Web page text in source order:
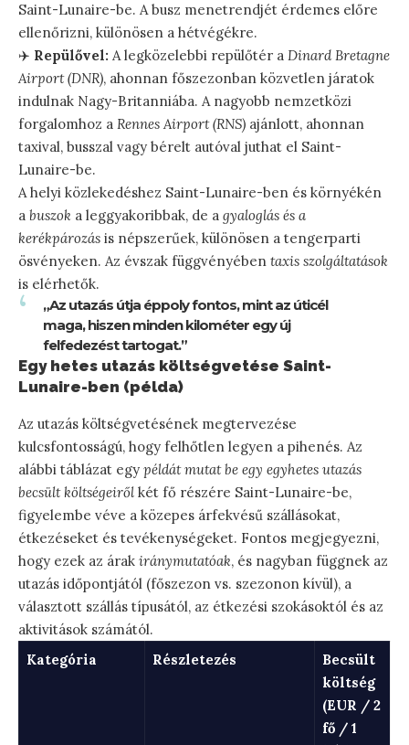
Saint-Lunaire-be. A busz menetrendjét érdemes előre
ellenőrizni, különösen a hétvégékre.
✈️ Repülővel: A legközelebbi repülőtér a Dinard Bretagne
Airport (DNR), ahonnan főszezonban közvetlen járatok
indulnak Nagy-Britanniába. A nagyobb nemzetközi
forgalomhoz a Rennes Airport (RNS) ajánlott, ahonnan
taxival, busszal vagy bérelt autóval juthat el Saint-
Lunaire-be.
A helyi közlekedéshez Saint-Lunaire-ben és környékén
a buszok a leggyakoribbak, de a gyaloglás és a
kerékpározás is népszerűek, különösen a tengerparti
ösvényeken. Az évszak függvényében taxis szolgáltatások
is elérhetők.
„Az utazás útja éppoly fontos, mint az úticél
maga, hiszen minden kilométer egy új
felfedezést tartogat.”
Egy hetes utazás költségvetése Saint-
Lunaire-ben (példa)
Az utazás költségvetésének megtervezése
kulcsfontosságú, hogy felhőtlen legyen a pihenés. Az
alábbi táblázat egy példát mutat be egy egyhetes utazás
becsült költségeiről két fő részére Saint-Lunaire-be,
figyelembe véve a közepes árfekvésű szállásokat,
étkezéseket és tevékenységeket. Fontos megjegyezni,
hogy ezek az árak iránymutatóak, és nagyban függnek az
utazás időpontjától (főszezon vs. szezonon kívül), a
választott szállás típusától, az étkezési szokásoktól és az
aktivitások számától.
Kategória
Részletezés
Becsült
költség
(EUR / 2
fő / 1